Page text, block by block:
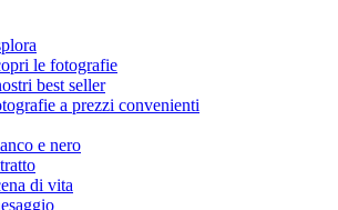
le fotografie
best seller
a prezzi convenienti
e nero
di vita